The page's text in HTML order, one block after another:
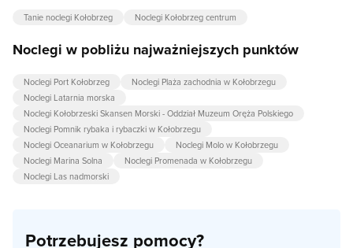
Tanie noclegi Kołobrzeg Noclegi Kołobrzeg centrum
Noclegi w pobliżu najważniejszych punktów
Noclegi Port Kołobrzeg
Noclegi Plaża zachodnia w Kołobrzegu
Noclegi Latarnia morska
Noclegi Kołobrzeski Skansen Morski - Oddział Muzeum Oręża Polskiego
Noclegi Pomnik rybaka i rybaczki w Kołobrzegu
Noclegi Oceanarium w Kołobrzegu
Noclegi Molo w Kołobrzegu
Noclegi Marina Solna
Noclegi Promenada w Kołobrzegu
Noclegi Las nadmorski
Potrzebujesz pomocy?